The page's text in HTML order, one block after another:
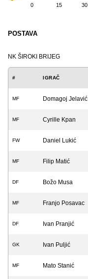
0 15 30
POSTAVA
NK ŠIROKI BRIJEG
# IGRAČ
MF Domagoj Jelavić
MF Cyrille Kpan
FW Daniel Lukić
MF Filip Matić
DF Božo Musa
MF Franjo Posavac
DF Ivan Pranjić
GK Ivan Puljić
MF Mato Stanić